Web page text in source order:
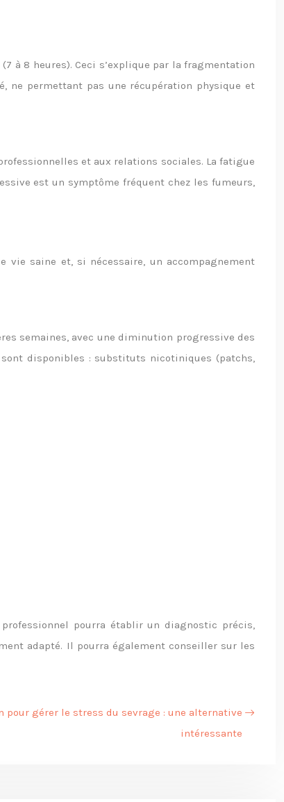
à 8 heures). Ceci s’explique par la fragmentation
ne permettant pas une récupération physique et
et aux relations sociales. La fatigue
est un symptôme fréquent chez les fumeurs,
saine et, si nécessaire, un accompagnement
semaines, avec une diminution progressive des
disponibles : substituts nicotiniques (patchs,
pourra établir un diagnostic précis,
adapté. Il pourra également conseiller sur les
pour gérer le stress du sevrage : une alternative
intéressante